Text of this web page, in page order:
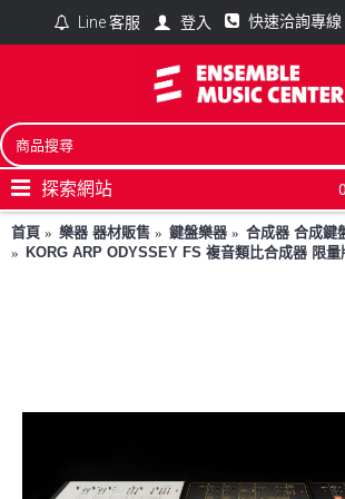
Line 客服 登入 快速洽詢專線
探索網站
首頁 樂器 器材販售 鍵盤樂器 合成器 合成鍵
KORG ARP ODYSSEY FS 複音類比合成器 限量